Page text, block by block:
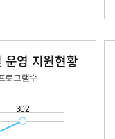
운영 지원현황